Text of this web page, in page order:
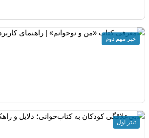
خبر مهم دوم
تیتر اول